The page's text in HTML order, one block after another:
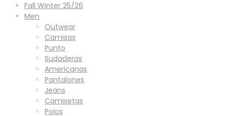
Fall Winter 25/26
Men
Outwear
Camisas
Punto
Sudaderas
Americanas
Pantalones
Jeans
Camisetas
Polos